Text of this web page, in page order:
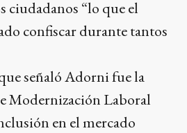
ciudadanos “lo que el
confiscar durante tantos
señaló Adorni fue la
Modernización Laboral
en el mercado